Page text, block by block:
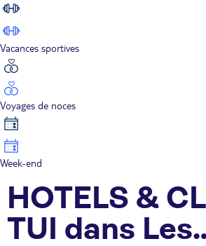
Vacances sportives
Voyages de noces
Week-end
HOTELS &
TUI dans Les